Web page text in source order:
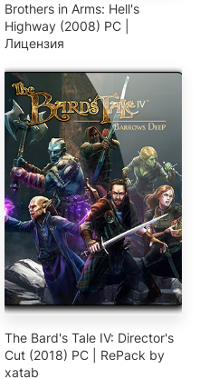
Brothers in Arms: Hell's
Highway (2008) PC |
Лицензия
The Bard's Tale IV: Director's
Cut (2018) PC | RePack by
xatab